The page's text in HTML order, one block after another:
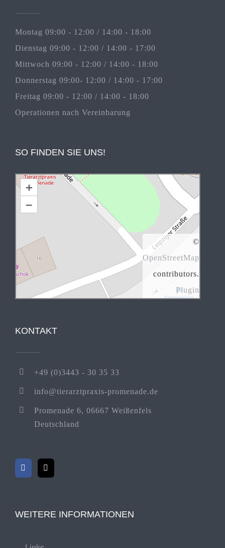
Montag 09:00 - 12:00 / 14:00 - 18:00
Dienstag 09:00 - 12:00 / 14:00 - 17:00
Mittwoch 09:00 - 12:00 / 14:00 - 18:00
Donnerstag 09:00- 12:00 / 14:00 - 17:00
Freitag 09:00 - 12:00 / 14:00 - 18:00
Operationen nach Vereinbarung
SO FINDEN SIE UNS!
+
–
©
OpenStreetMap
contributors.
Plugin
KONTAKT
+49 (0)3443 - 30 35 33
info@tierarztpraxis-promenade.de
Promenade 6, 06667 Weißenfels
Deutschland
WEITERE INFORMATIONEN